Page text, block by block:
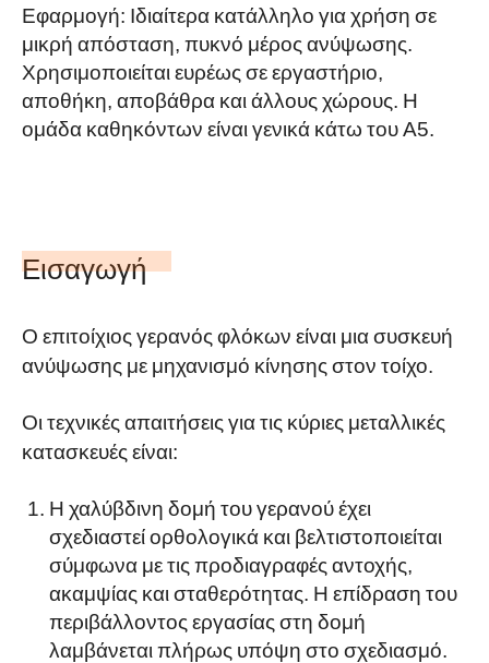
Εφαρμογή: Ιδιαίτερα κατάλληλο για χρήση σε
μικρή απόσταση, πυκνό μέρος ανύψωσης.
Χρησιμοποιείται ευρέως σε εργαστήριο,
αποθήκη, αποβάθρα και άλλους χώρους. Η
ομάδα καθηκόντων είναι γενικά κάτω του Α5.
Εισαγωγή
Ο επιτοίχιος γερανός φλόκων είναι μια συσκευή
ανύψωσης με μηχανισμό κίνησης στον τοίχο.
Οι τεχνικές απαιτήσεις για τις κύριες μεταλλικές
κατασκευές είναι:
Η χαλύβδινη δομή του γερανού έχει
σχεδιαστεί ορθολογικά και βελτιστοποιείται
σύμφωνα με τις προδιαγραφές αντοχής,
ακαμψίας και σταθερότητας. Η επίδραση του
περιβάλλοντος εργασίας στη δομή
λαμβάνεται πλήρως υπόψη στο σχεδιασμό.